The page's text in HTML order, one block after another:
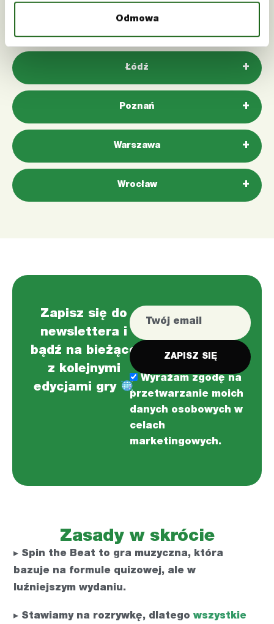
Odmowa
Łódź
Poznań
Warszawa
Wrocław
Zapisz się do
newslettera i
bądź na bieżąco
z kolejnymi
edycjami gry
Wyrażam zgodę na
przetwarzanie moich
danych osobowych w
celach
marketingowych.
Zasady w skrócie
▸ Spin the Beat to gra muzyczna, która
bazuje na formule quizowej, ale w
luźniejszym wydaniu.
▸ Stawiamy na rozrywkę, dlatego wszystkie